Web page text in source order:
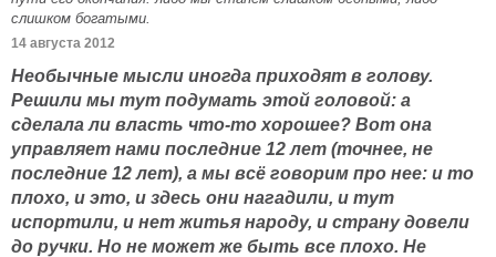
слишком богатыми.
14 августа 2012
Необычные мысли иногда приходят в голову.
Решили мы тут подумать этой головой: а
сделала ли власть что-то хорошее? Вот она
управляет нами последние 12 лет (точнее, не
последние 12 лет), а мы всё говорим про нее: и то
плохо, и это, и здесь они нагадили, и тут
испортили, и нет житья народу, и страну довели
до ручки. Но не может же быть все плохо. Не